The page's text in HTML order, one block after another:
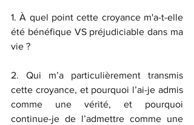
1. À quel point cette croyance m'a-t-elle
été bénéfique VS préjudiciable dans ma
vie ?
2. Qui m’a particulièrement transmis
cette croyance, et pourquoi l’ai-je admis
comme une vérité, et pourquoi
continue-je de l’admettre comme une